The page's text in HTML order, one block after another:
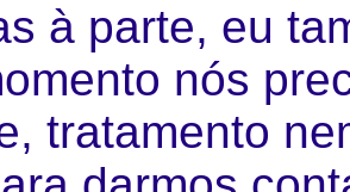
à parte, eu
nós
tratamento